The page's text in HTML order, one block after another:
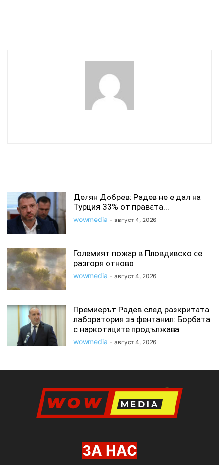
Делян Добрев: Радев не е дал на
Турция 33% от правата...
wowmedia - август 4, 2026
Големият пожар в Пловдивско се
разгоря отново
wowmedia - август 4, 2026
Премиерът Радев след разкритата
лаборатория за фентанил: Борбата
с наркотиците продължава
wowmedia - август 4, 2026
ЗА НАС